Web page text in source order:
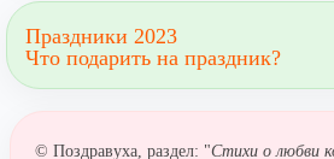
Праздники 2023
Что подарить на праздник?
© Поздравуха, раздел: "Стихи о любви